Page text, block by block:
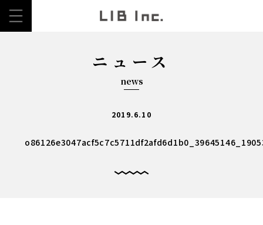
ニュース
news
2019.6.10